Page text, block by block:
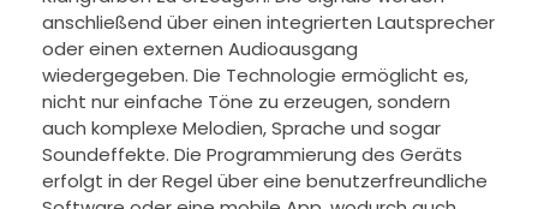
anschließend über einen integrierten Lautsprecher
oder einen externen Audioausgang
wiedergegeben. Die Technologie ermöglicht es,
nicht nur einfache Töne zu erzeugen, sondern
auch komplexe Melodien, Sprache und sogar
Soundeffekte. Die Programmierung des Geräts
erfolgt in der Regel über eine benutzerfreundliche